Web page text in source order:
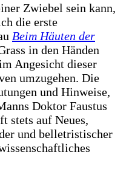
Grass
–
Beim
Häuten
der
Zwiebel
Zwiebel sein kann,
die erste
Beim Häuten der
in den Händen
Angesicht dieser
umzugehen. Die
und Hinweise,
Doktor Faustus
stets auf Neues,
und belletristischer